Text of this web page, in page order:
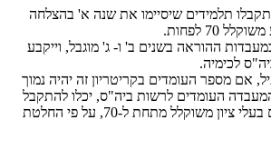
תלמידים שיסיימו את שנה א' בהצלחה
70 לפחות.
ההוראה בשנים ב' ו- ג' מוגבל, וייקבע
לכימיה.
אם מספר העומדים בקריטריון זה יהיה נמוך
העומדים לרשות ביה"ס, יכלו להתקבל
גם מקרים גבוליים בעלי ציון משוקלל מתחת ל-70, על פי החלטת